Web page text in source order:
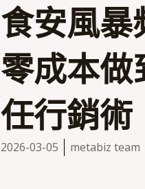
食安風暴
零成本做
任行銷術
2026-03-05 metabiz team